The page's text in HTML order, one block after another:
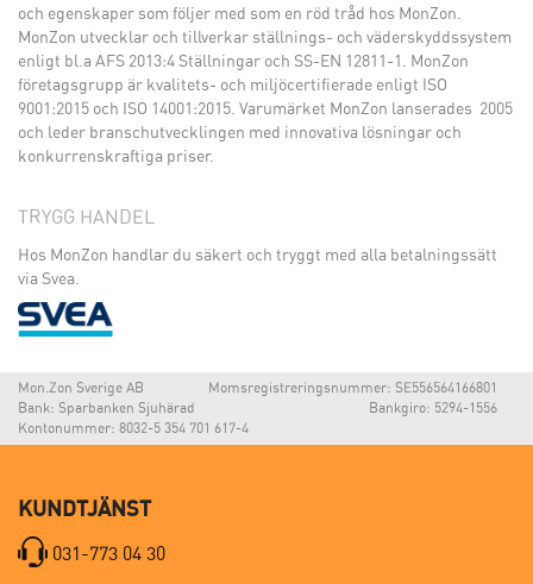
och egenskaper som följer med som en röd tråd hos MonZon.
MonZon utvecklar och tillverkar ställnings- och väderskyddssystem
enligt bl.a AFS 2013:4 Ställningar och SS-EN 12811-1. MonZon
företagsgrupp är kvalitets- och miljöcertifierade enligt ISO
9001:2015 och ISO 14001:2015. Varumärket MonZon lanserades 2005
och leder branschutvecklingen med innovativa lösningar och
konkurrenskraftiga priser.
TRYGG HANDEL
Hos MonZon handlar du säkert och tryggt med alla betalningssätt
via Svea.
Mon.Zon Sverige AB
Momsregistreringsnummer: SE556564166801
Bank: Sparbanken Sjuhärad
Bankgiro: 5294-1556
Kontonummer: 8032-5 354 701 617-4
KUNDTJÄNST
031-773 04 30